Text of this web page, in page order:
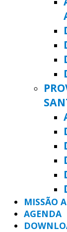
MISSÃO
AGENDA